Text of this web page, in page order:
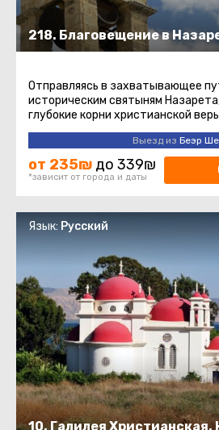
218. Благовещение в
Отправляясь в захватывающее
историческим святыням
глубокие корни христианской
величием моментов, связанных ...
Выезд из Беэр
от 235₪ до 339₪
*зависит от города и даты
10. Галилея Христианская.
Язык: Русский